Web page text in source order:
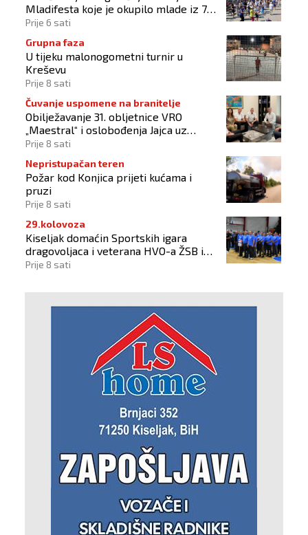
Mladifesta koje je okupilo mlade iz 73
zemlje svijeta
Prije 6 sati
Grupna faza
U tijeku malonogometni turnir u
Kreševu
Prije 8 sati
Čuvanje uspomene na branitelje
Obilježavanje 31. obljetnice VRO
„Maestral“ i oslobođenja Jajca uz
pokroviteljstvo HNS-a BiH
Prije 8 sati
Nepristupačan teren
Požar kod Konjica prijeti kućama i
pruzi
Prije 8 sati
29.kolovoza
Kiseljak domaćin Sportskih igara
dragovoljaca i veterana HVO-a ŽSB i
Dana branitelja
Prije 8 sati